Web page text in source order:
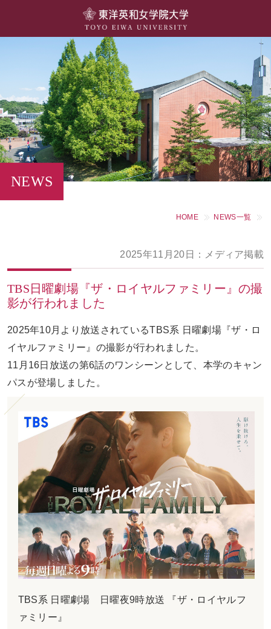
学部・学科
キャンパスライフ
留学・国際交流
キャリア・就職
お問い合わせ
NEWS
HOME NEWS一覧
2025年11月20日：メディア掲載
TBS日曜劇場『ザ・ロイヤルファミリー』の撮
影が行われました
2025年10月より放送されているTBS系 日曜劇場『ザ・ロ
イヤルファミリー』の撮影が行われました。
11月16日放送の第6話のワンシーンとして、本学のキャン
パスが登場しました。
TBS系 日曜劇場 日曜夜9時放送 『ザ・ロイヤルフ
ァミリー』